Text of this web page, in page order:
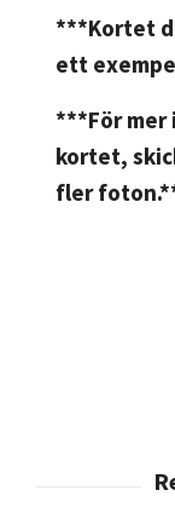
***Kortet
ett
***För mer
kortet,
fler